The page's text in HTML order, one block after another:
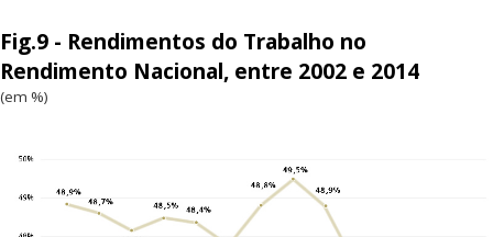
Fig.9 - Rendimentos do Trabalho no
Rendimento Nacional, entre 2002 e 2014
(em %)